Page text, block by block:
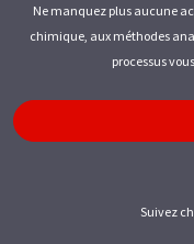
Ne manquez plus aucune
chimique, aux méthodes
processus
Suivez